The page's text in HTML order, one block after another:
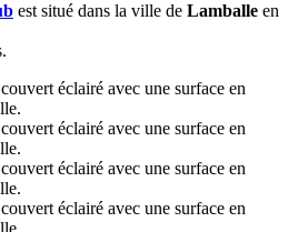
est situé dans la ville de Lamballe en
éclairé avec une surface en
éclairé avec une surface en
éclairé avec une surface en
éclairé avec une surface en